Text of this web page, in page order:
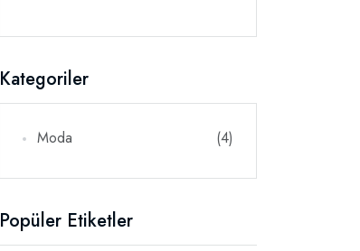
Kategoriler
Moda (4)
Popüler Etiketler